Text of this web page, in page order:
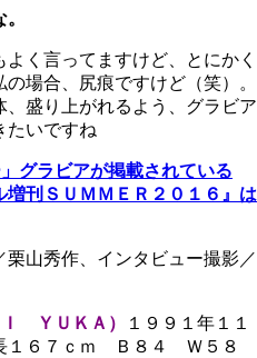
く言ってますけど、とにかく
場合、尻痕ですけど（笑）。
盛り上がれるよう、グラビア
たいですね
グラビアが掲載されている
増刊ＳＵＭＭＥＲ２０１６』は
栗山秀作、インタビュー撮影／
ＹＵＫＡ）
１９９１年１１
１６７ｃｍ Ｂ８４ Ｗ５８